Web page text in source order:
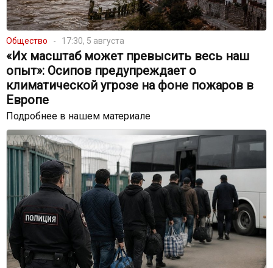
Общество 17:30, 5 августа
«Их масштаб может превысить весь наш
опыт»: Осипов предупреждает о
климатической угрозе на фоне пожаров в
Европе
Подробнее в нашем материале